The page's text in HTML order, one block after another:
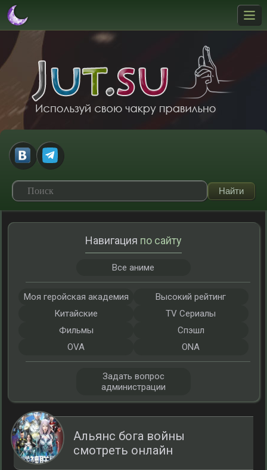
Альянс бога войны
смотреть онлайн
Навигация по сайту
Все аниме
Моя геройская академия
Высокий рейтинг
Китайские
TV Сериалы
Фильмы
Спэшл
OVA
ONA
Задать вопрос
администрации